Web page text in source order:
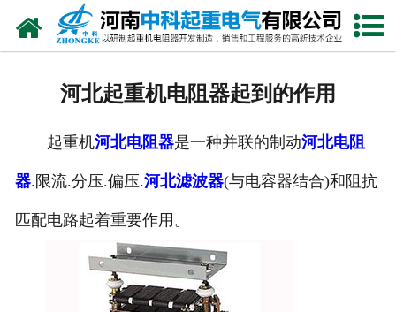
网站首页
河北起重机电阻器起到的作用
起重机河北电阻器是一种并联的制动河北电阻
器.限流.分压.偏压.河北滤波器(与电容器结合)和阻抗
匹配电路起着重要作用。